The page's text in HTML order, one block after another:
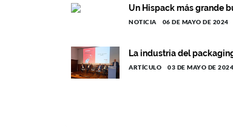
Un Hispack más grande
NOTICIA 06 DE MAYO DE 2024
La industria del
ARTÍCULO 03 DE MAYO DE 2024